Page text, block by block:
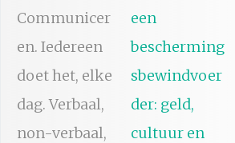
Communicer
en. Iedereen
doet het, elke
dag. Verbaal,
non-verbaal,
een
bescherming
sbewindvoer
der: geld,
cultuur en